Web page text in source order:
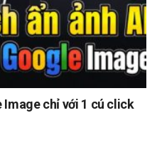
Image chỉ với 1 cú click